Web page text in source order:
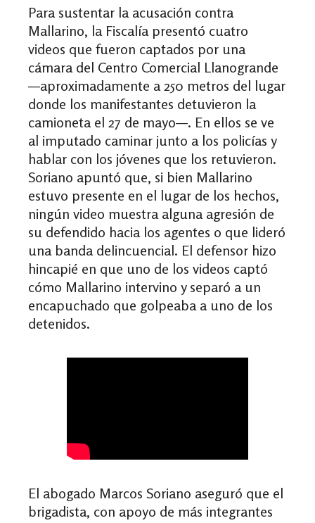
Para sustentar la acusación contra
Mallarino, la Fiscalía presentó cuatro
videos que fueron captados por una
cámara del Centro Comercial Llanogrande
—aproximadamente a 250 metros del lugar
donde los manifestantes detuvieron la
camioneta el 27 de mayo—. En ellos se ve
al imputado caminar junto a los policías y
hablar con los jóvenes que los retuvieron.
Soriano apuntó que, si bien Mallarino
estuvo presente en el lugar de los hechos,
ningún video muestra alguna agresión de
su defendido hacia los agentes o que lideró
una banda delincuencial. El defensor hizo
hincapié en que uno de los videos captó
cómo Mallarino intervino y separó a un
encapuchado que golpeaba a uno de los
detenidos.
El abogado Marcos Soriano aseguró que el
brigadista, con apoyo de más integrantes